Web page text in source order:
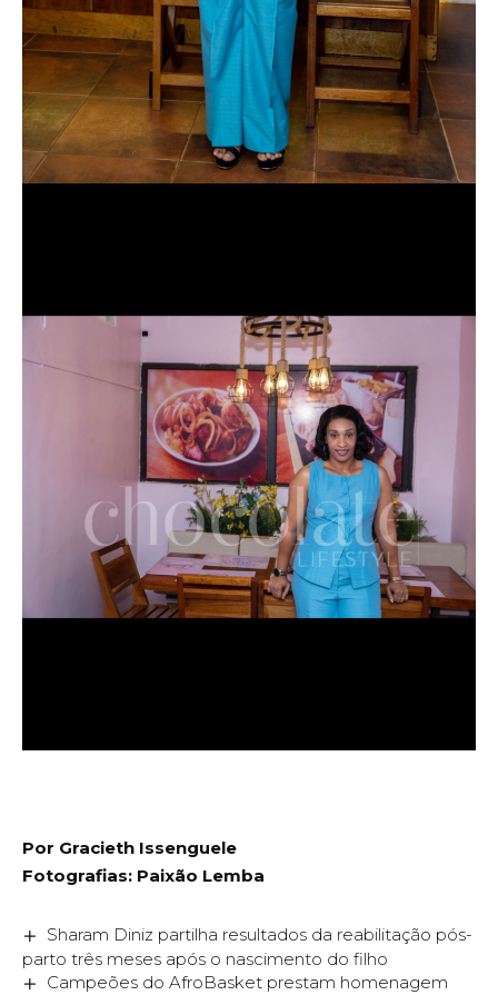
Por Gracieth Issenguele
Fotografias: Paixão Lemba
Sharam Diniz partilha resultados da reabilitação pós-
parto três meses após o nascimento do filho
Campeões do AfroBasket prestam homenagem